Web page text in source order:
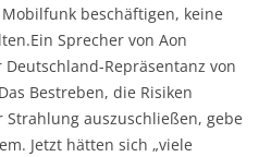
beschäftigen, keine
Sprecher von Aon
Deutschland-Repräsentanz von
Bestreben, die Risiken
auszuschließen, gebe
Jetzt hätten sich „viele